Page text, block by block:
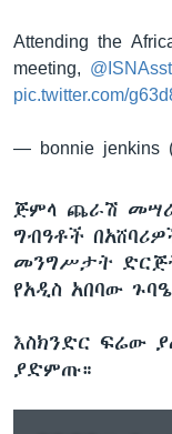
Attending the
meeting,
pic.twitter.com/
— bonnie jenkins
ጅምላ ጨራሽ
ግብዓቶች
መንግሥታት
የአዲስ አበባው
እስክንድር ፍሬው
ያድምጡ።